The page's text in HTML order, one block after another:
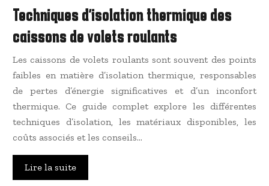
Techniques d’isolation thermique des
caissons de volets roulants
Les caissons de volets roulants sont souvent des points
faibles en matière d’isolation thermique, responsables
de pertes d’énergie significatives et d’un inconfort
thermique. Ce guide complet explore les différentes
techniques d’isolation, les matériaux disponibles, les
coûts associés et les conseils…
Lire la suite